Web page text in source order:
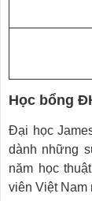
Học bổng
Đại học
dành những
năm học
viên Việt Nam